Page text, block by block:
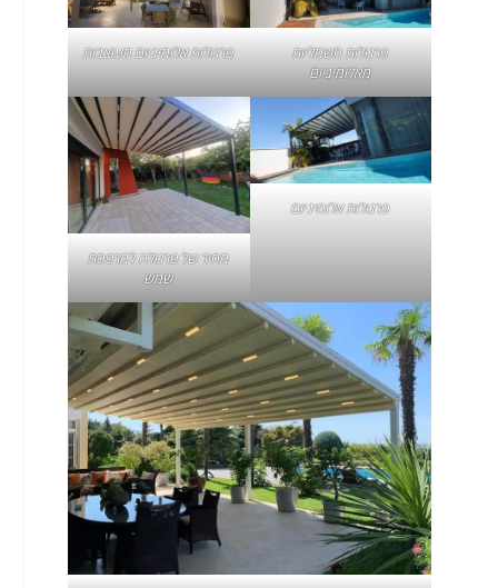
פרגולות חשמליות
מאלומיניום
פרגולות אלומיניום מעוצבות
פרגולות אלומיניום
מחיר שלפרגולה למרפסת
שמש